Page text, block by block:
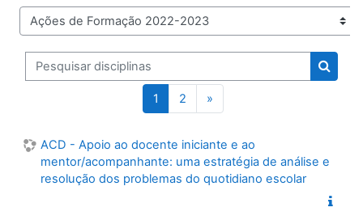
Pesquisar disciplinas
1 (atual)
2 »Página seguinte
ACD - Apoio ao docente iniciante e ao
mentor/acompanhante: uma estratégia de análise e
resolução dos problemas do quotidiano escolar